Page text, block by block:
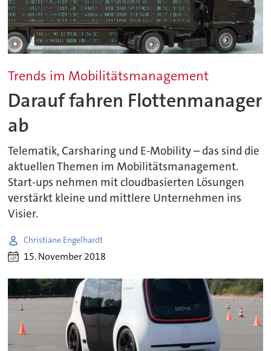
Trends im Mobilitätsmanagement
Darauf fahren Flottenmanager
ab
Telematik, Carsharing und E-Mobility – das sind die
aktuellen Themen im Mobilitätsmanagement.
Start-ups nehmen mit cloudbasierten Lösungen
verstärkt kleine und mittlere Unternehmen ins
Visier.
Christiane Engelhardt
15. November 2018